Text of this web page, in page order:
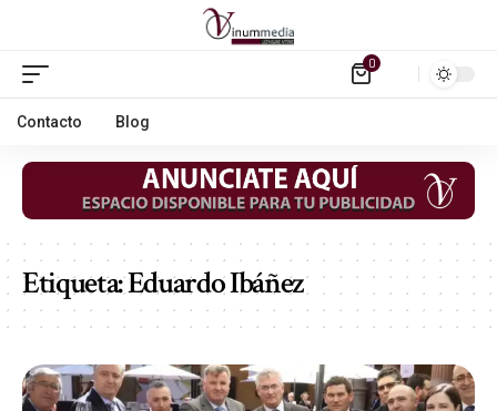
0
Contacto Blog
Etiqueta:Eduardo Ibáñez